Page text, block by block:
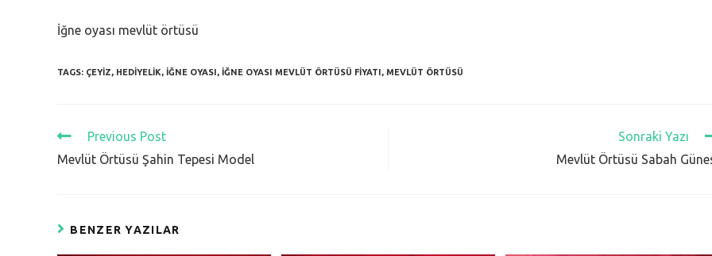
İğne oyası mevlüt örtüsü
TAGS: ÇEYIZ, HEDIYELIK, IĞNE OYASI, IĞNE OYASI MEVLÜT ÖRTÜSÜ FIYATI, MEVLÜT ÖRTÜSÜ
Read
articles
Previous Post
Mevlüt Örtüsü Şahin Tepesi Model
Sonraki Yazı
Mevlüt Örtüsü Sabah
BENZER YAZILAR